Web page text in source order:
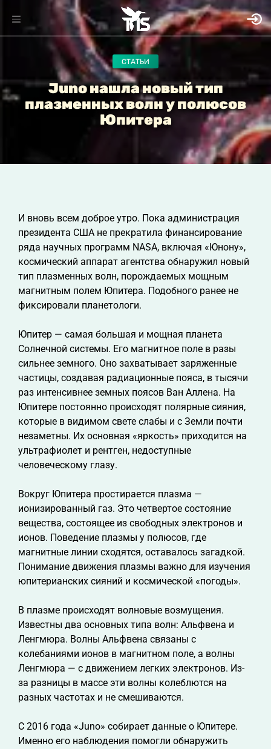
СТАТЬИ
Juno нашла новый тип
плазменных волн у полюсов
Юпитера
И вновь всем доброе утро. Пока администрация
президента США не прекратила финансирование
ряда научных программ NASA, включая «Юнону»,
космический аппарат агентства обнаружил новый
тип плазменных волн, порождаемых мощным
магнитным полем Юпитера. Подобного ранее не
фиксировали планетологи.
Юпитер — самая большая и мощная планета
Солнечной системы. Его магнитное поле в разы
сильнее земного. Оно захватывает заряженные
частицы, создавая радиационные пояса, в тысячи
раз интенсивнее земных поясов Ван Аллена. На
Юпитере постоянно происходят полярные сияния,
которые в видимом свете слабы и с Земли почти
незаметны. Их основная «яркость» приходится на
ультрафиолет и рентген, недоступные
человеческому глазу.
Вокруг Юпитера простирается плазма —
ионизированный газ. Это четвертое состояние
вещества, состоящее из свободных электронов и
ионов. Поведение плазмы у полюсов, где
магнитные линии сходятся, оставалось загадкой.
Понимание движения плазмы важно для изучения
юпитерианских сияний и космической «погоды».
В плазме происходят волновые возмущения.
Известны два основных типа волн: Альфвена и
Ленгмюра. Волны Альфвена связаны с
колебаниями ионов в магнитном поле, а волны
Ленгмюра — с движением легких электронов. Из-
за разницы в массе эти волны колеблются на
разных частотах и не смешиваются.
С 2016 года «Juno» собирает данные о Юпитере.
Именно его наблюдения помогли обнаружить